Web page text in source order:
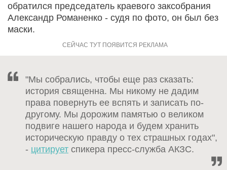
обратился председатель краевого заксобрания
Александр Романенко - судя по фото, он был без
маски.
"Мы собрались, чтобы еще раз сказать:
история священна. Мы никому не дадим
права повернуть ее вспять и записать по-
другому. Мы дорожим памятью о великом
подвиге нашего народа и будем хранить
историческую правду о тех страшных годах",
- цитирует спикера пресс-служба АКЗС.